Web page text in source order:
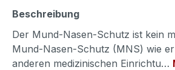
Beschreibung
Der Mund-Nasen-Schutz ist kein
Mund-Nasen-Schutz (MNS) wie
anderen medizinischen Einrichtu…